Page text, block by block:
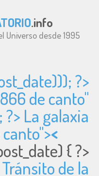
.info
Universo desde 1995
?>
de canto"
La galaxia
<
{ ?>
de la